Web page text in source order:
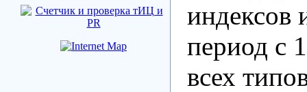
индексов
период с
всех